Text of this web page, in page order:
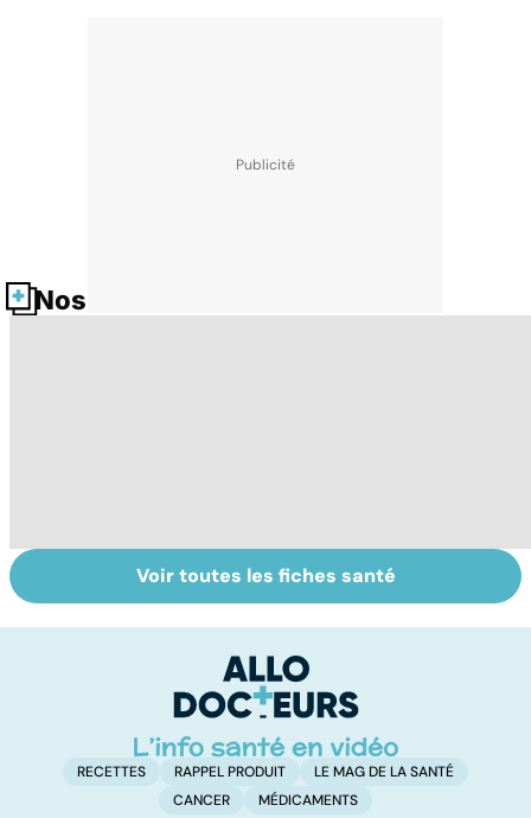
Nos fiches santé
Staphylocoque
doré : une
Laboratoires,
bienfaiteurs ou
Voir toutes les fiches santé
RECETTES RAPPEL PRODUIT
LE MAG DE LA SANTÉ
CANCER
MÉDICAMENTS